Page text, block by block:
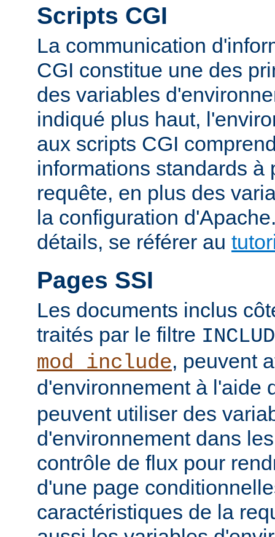
Scripts CGI
La communication
CGI constitue une des
des variables
indiqué plus haut,
aux scripts CGI
informations standards à
requête, en plus des
la configuration
détails, se référer au
Pages SSI
Les documents inclus
traités par le filtre
mod_include, peuvent
d'environnement à l'aide
peuvent utiliser des
d'environnement dans
contrôle de flux pour
d'une page
caractéristiques de la